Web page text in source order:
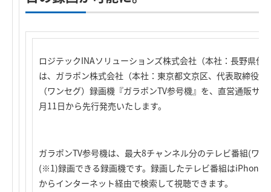
ロジテックINAソリューションズ株式会社（本社：長野県伊
は、ガラポン株式会社（本社：東京都文京区、代表取締役
（ワンセグ）録画機『ガラポンTV参号機』を、直営通販サ
月11日から先行発売いたします。
ガラポンTV参号機は、最大8チャンネル分のテレビ番組(ワ
(※1)録画できる録画機です。録画したテレビ番組はiPhone
からインターネット経由で検索して視聴できます。